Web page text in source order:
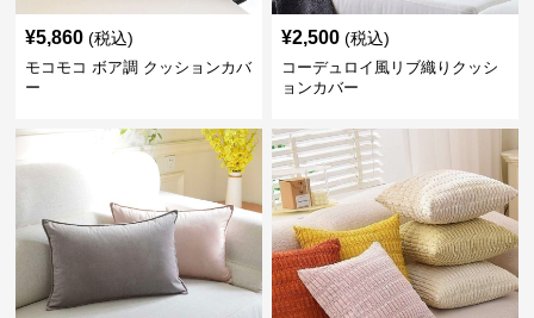
¥5,860 (税込)
モコモコ ボア調 クッションカバ
ー
¥2,500 (税込)
コーデュロイ風リブ織りクッシ
ョンカバー